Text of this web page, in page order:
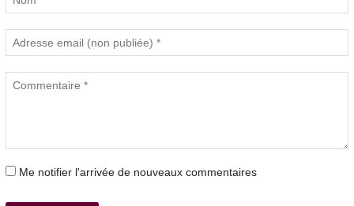
Me notifier l'arrivée de nouveaux commentaires